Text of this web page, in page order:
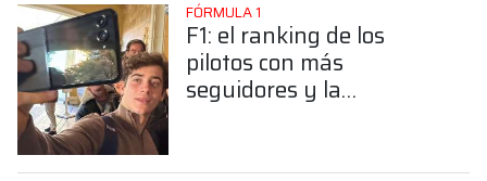
FÓRMULA 1
F1: el ranking de los
pilotos con más
seguidores y la